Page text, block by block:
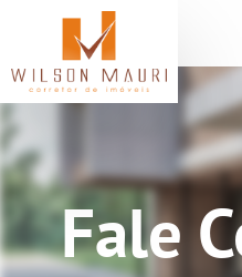
Fale